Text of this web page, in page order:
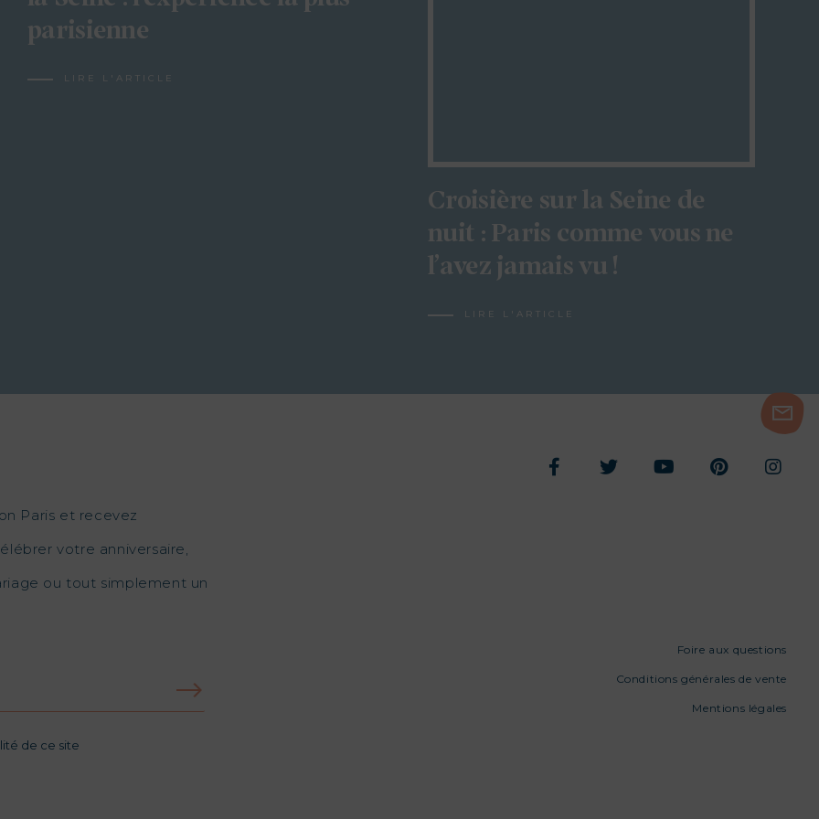
parisienne
LIRE L'ARTICLE
Croisière sur la Seine de
nuit : Paris comme vous ne
l’avez jamais vu !
LIRE L'ARTICLE
Paris et recevez
votre anniversaire,
ou tout simplement un
de ce site
Foire aux questions
Conditions générales de vente
Mentions légales